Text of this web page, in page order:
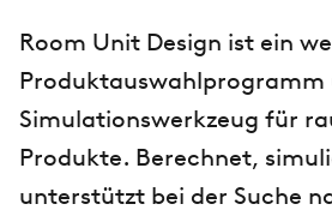
Room Unit Design ist ein
Produktauswahlprogramm
Simulationswerkzeug für
Produkte. Berechnet,
unterstützt bei der Suche